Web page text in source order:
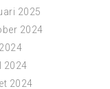
2025
2024
2024
2024